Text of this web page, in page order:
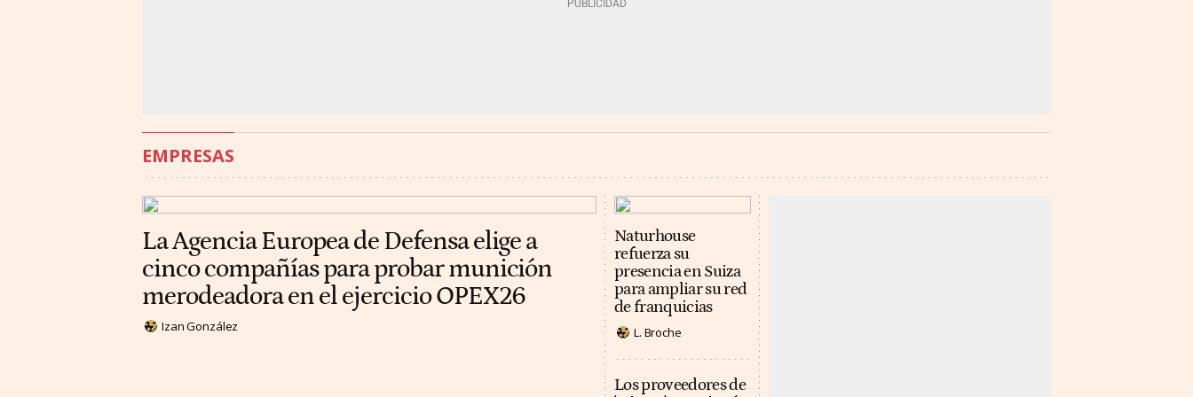
EMPRESAS
La Agencia Europea de Defensa elige a
cinco compañías para probar munición
merodeadora en el ejercicio OPEX26
Izan González
Naturhouse
refuerza su
presencia en Suiza
para ampliar su red
de franquicias
L. Broche
Los proveedores de